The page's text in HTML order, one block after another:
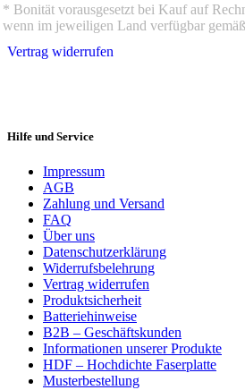
* Bonität vorausgesetzt bei Kauf auf
wenn im jeweiligen Land verfügbar
Vertrag widerrufen
Hilfe und Service
Impressum
AGB
Zahlung und Versand
FAQ
Über uns
Datenschutzerklärung
Widerrufsbelehrung
Vertrag widerrufen
Produktsicherheit
Batteriehinweise
B2B – Geschäftskunden
Informationen unserer Produkte
HDF – Hochdichte Faserplatte
Musterbestellung